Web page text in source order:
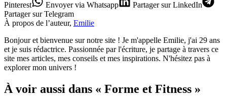
Pinterest
Envoyervia Whatsapp Partagersur LinkedIn
Partagersur Telegram
À propos de l’auteur, Emilie
Bonjour et bienvenue sur notre site ! Je m'appelle Emilie, j'ai 29 ans
et je suis rédactrice. Passionnée par l'écriture, je partage à travers ce
site mes articles, mes conseils et mes inspirations. N'hésitez pas à
explorer mon univers !
À voir aussi dans « Forme et Fitness »